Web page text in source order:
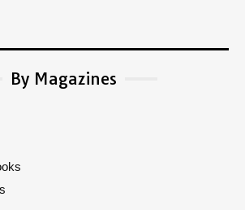
By Magazines